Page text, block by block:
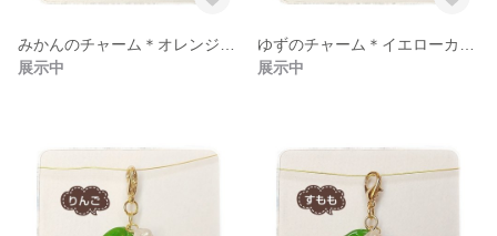
展示中
展示中